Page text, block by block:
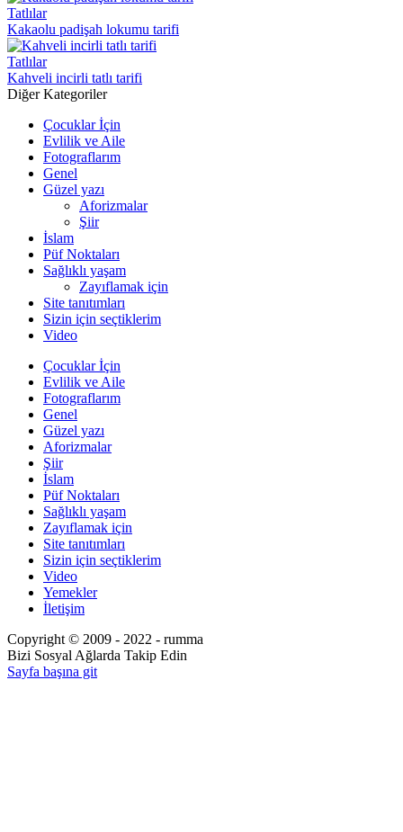
Tatlılar
Kakaolu padişah lokumu tarifi
Tatlılar
Kahveli incirli tatlı tarifi
Diğer Kategoriler
Çocuklar İçin
Evlilik ve Aile
Fotograflarım
Genel
Güzel yazı
Aforizmalar
Şiir
İslam
Püf Noktaları
Sağlıklı yaşam
Zayıflamak için
Site tanıtımları
Sizin için seçtiklerim
Video
Çocuklar İçin
Evlilik ve Aile
Fotograflarım
Genel
Güzel yazı
Aforizmalar
Şiir
İslam
Püf Noktaları
Sağlıklı yaşam
Zayıflamak için
Site tanıtımları
Sizin için seçtiklerim
Video
Yemekler
İletişim
Copyright © 2009 - 2022 - rumma
Bizi Sosyal Ağlarda Takip Edin
Sayfa başına git